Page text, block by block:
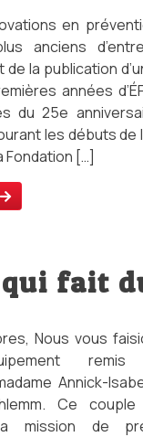
en
anciens
la publication
années
du 25e
les débuts de
Fondation […]
fait
Nous vous
Annick-
Ce
mission de